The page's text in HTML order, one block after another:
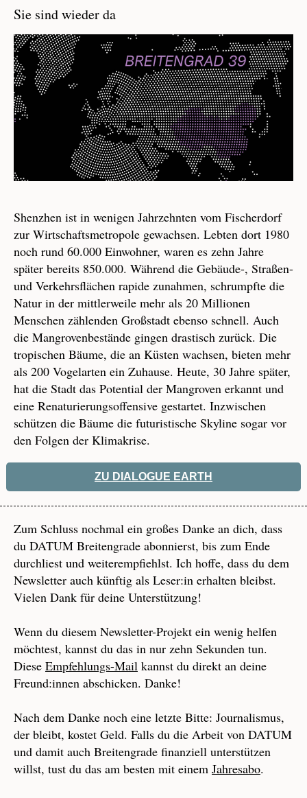
Sie sind wieder da
Shenzhen ist in wenigen Jahrzehnten vom Fischerdorf
zur Wirtschaftsmetropole gewachsen. Lebten dort 1980
noch rund 60.000 Einwohner, waren es zehn Jahre
später bereits 850.000. Während die Gebäude-, Straßen-
und Verkehrsflächen rapide zunahmen, schrumpfte die
Natur in der mittlerweile mehr als 20 Millionen
Menschen zählenden Großstadt ebenso schnell. Auch
die Mangrovenbestände gingen drastisch zurück. Die
tropischen Bäume, die an Küsten wachsen, bieten mehr
als 200 Vogelarten ein Zuhause. Heute, 30 Jahre später,
hat die Stadt das Potential der Mangroven erkannt und
eine Renaturierungsoffensive gestartet. Inzwischen
schützen die Bäume die futuristische Skyline sogar vor
den Folgen der Klimakrise.
ZU DIALOGUE EARTH
Zum Schluss nochmal ein großes Danke an dich, dass
du DATUM Breitengrade abonnierst, bis zum Ende
durchliest und weiterempfiehlst. Ich hoffe, dass du dem
Newsletter auch künftig als Leser:in erhalten bleibst.
Vielen Dank für deine Unterstützung!
Wenn du diesem Newsletter-Projekt ein wenig helfen
möchtest, kannst du das in nur zehn Sekunden tun.
Diese Empfehlungs-Mail kannst du direkt an deine
Freund:innen abschicken. Danke!
Nach dem Danke noch eine letzte Bitte: Journalismus,
der bleibt, kostet Geld. Falls du die Arbeit von DATUM
und damit auch Breitengrade finanziell unterstützen
willst, tust du das am besten mit einem Jahresabo.